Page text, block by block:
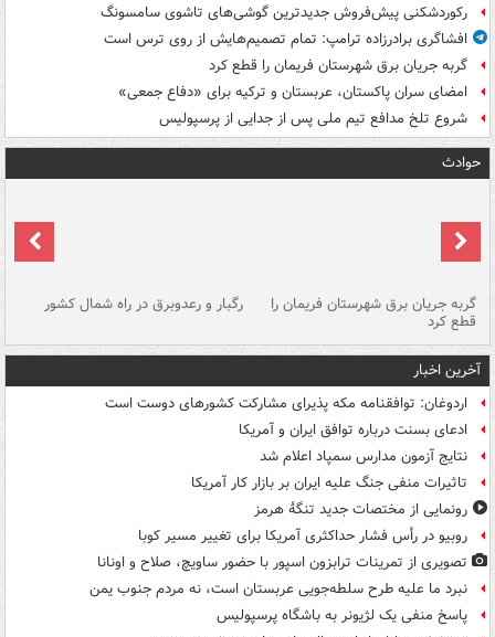
رکوردشکنی پیش‌فروش جدیدترین گوشی‌های تاشوی سامسونگ
افشاگری برادرزاده ترامپ: تمام تصمیم‌هایش از روی ترس است
گربه جریان برق شهرستان فریمان را قطع کرد
امضای سران پاکستان، عربستان و ترکیه برای «دفاع جمعی»
شروع تلخ مدافع تیم ملی پس از جدایی از پرسپولیس
حوادث
گربه جریان برق شهرستان فریمان را
قطع کرد
رگبار و رعدوبرق در راه شمال کشور
آخرین اخبار
اردوغان: توافقنامه مکه پذیرای مشارکت کشورهای دوست است
ادعای بسنت درباره توافق ایران و آمریکا
نتایج آزمون مدارس سمپاد اعلام شد
تاثیرات منفی جنگ علیه ایران بر بازار کار آمریکا
رونمایی از مختصات جدید تنگۀ هرمز
روبیو در رأس فشار حداکثری آمریکا برای تغییر مسیر کوبا
تصویری از تمرینات ترابزون اسپور با حضور ساویچ، صلاح و اونانا
نبرد ما علیه طرح سلطه‌جویی عربستان است، نه مردم جنوب یمن
پاسخ منفی یک لژیونر به باشگاه پرسپولیس